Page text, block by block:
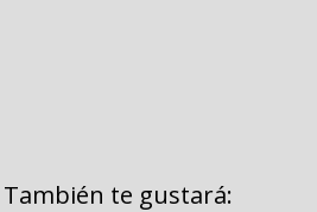
También te gustará: